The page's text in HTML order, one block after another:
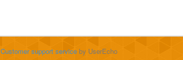
Customer support serviceby UserEcho